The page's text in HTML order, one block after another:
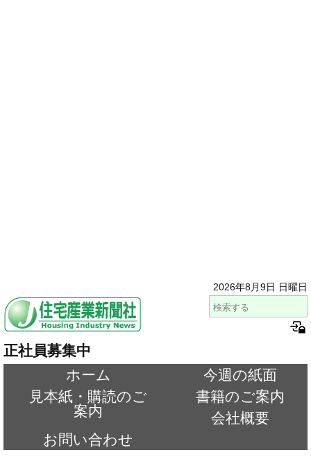
2026年8月9日 日曜日
正社員募集中
ホーム
今週の紙面
見本紙・購読のご
案内
書籍のご案内
会社概要
お問い合わせ